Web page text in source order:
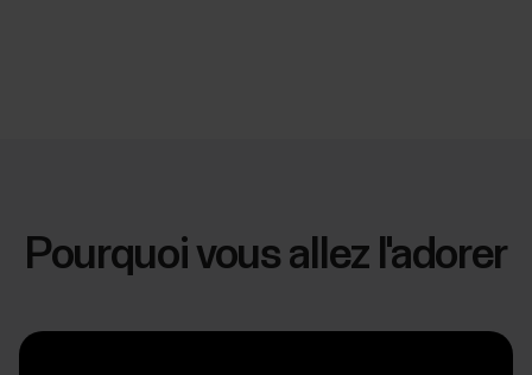
Pourquoi vous allez l'adorer